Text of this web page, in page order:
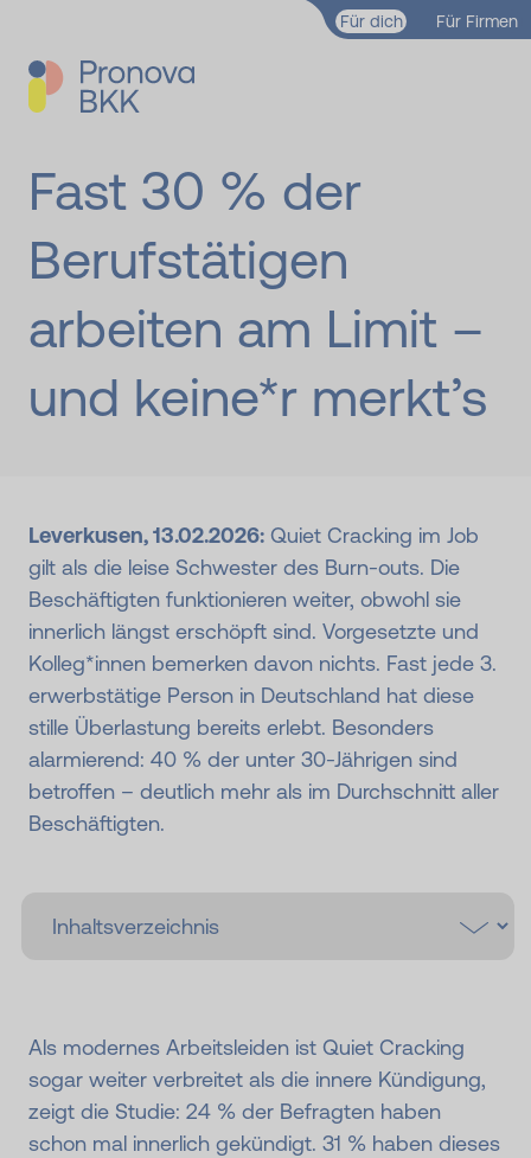
Zum Hauptinhalt springen
Für dich Für Firmen
Fast 30 % der
Berufstätigen
arbeiten am Limit –
und keine*r merkt’s
Leverkusen, 13.02.2026: Quiet Cracking im Job
gilt als die leise Schwester des Burn-outs. Die
Beschäftigten funktionieren weiter, obwohl sie
innerlich längst erschöpft sind. Vorgesetzte und
Kolleg*innen bemerken davon nichts. Fast jede 3.
erwerbstätige Person in Deutschland hat diese
stille Überlastung bereits erlebt. Besonders
alarmierend: 40 % der unter 30-Jährigen sind
betroffen – deutlich mehr als im Durchschnitt aller
Beschäftigten.
Als modernes Arbeitsleiden ist Quiet Cracking
sogar weiter verbreitet als die innere Kündigung,
zeigt die Studie: 24 % der Befragten haben
schon mal innerlich gekündigt. 31 % haben dieses